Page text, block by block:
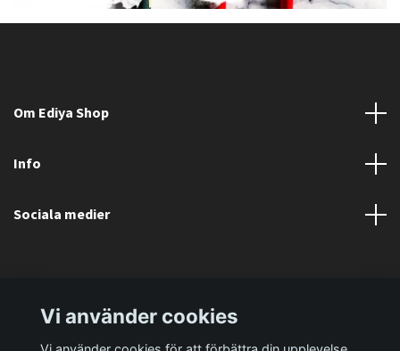
Om Ediya Shop
Info
Sociala medier
Vi använder cookies